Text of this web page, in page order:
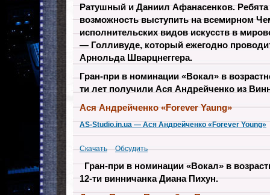
Ратушный и Даниил Афанасенков.
возможность выступить на всемирном
исполнительских видов искусств в
— Голливуде, который ежегодно
Арнольда Шварцнеггера.
Гран-при в номинации «Вокал» в
ти лет получили Ася Андрейченко из
Ася Андрейченко «Forever Yaung»
AS-Studio.in.ua — Ася Андрейченко «Forever Young»
Скачать Обсудить
Гран-при в номинации «Вокал» в
12-ти винничанка Диана Пихун.